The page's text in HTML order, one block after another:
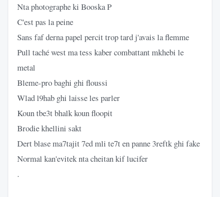
Nta photographe ki Booska P
C'est pas la peine
Sans faf derna papel percit trop tard j'avais la flemme
Pull taché west ma tess kaber combattant mkhebi le
metal
Bleme-pro baghi ghi floussi
Wlad l9hab ghi laisse les parler
Koun tbe3t bhalk koun floopit
Brodie khellini sakt
Dert blase ma7tajit 7ed mli te7t en panne 3reftk ghi fake
Normal kan'evitek nta cheitan kif lucifer
.